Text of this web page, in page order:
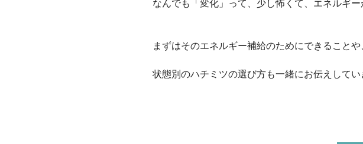
なんでも「変化」って、少し怖くて、エネルギー
まずはそのエネルギー補給のためにできることや
状態別のハチミツの選び方も一緒にお伝えしてい